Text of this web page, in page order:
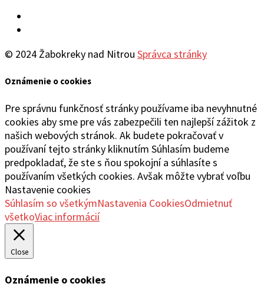
© 2024 Žabokreky nad Nitrou Správca stránky
Oznámenie o cookies
Pre správnu funkčnosť stránky používame iba nevyhnutné
cookies aby sme pre vás zabezpečili ten najlepší zážitok z
našich webových stránok. Ak budete pokračovať v
používaní tejto stránky kliknutím Súhlasím budeme
predpokladať, že ste s ňou spokojní a súhlasíte s
používaním všetkých cookies. Avšak môžte vybrať voľbu
Nastavenie cookies
Súhlasím so všetkýmNastavenia CookiesOdmietnuť
všetkoViac informácií
Close
Oznámenie o cookies